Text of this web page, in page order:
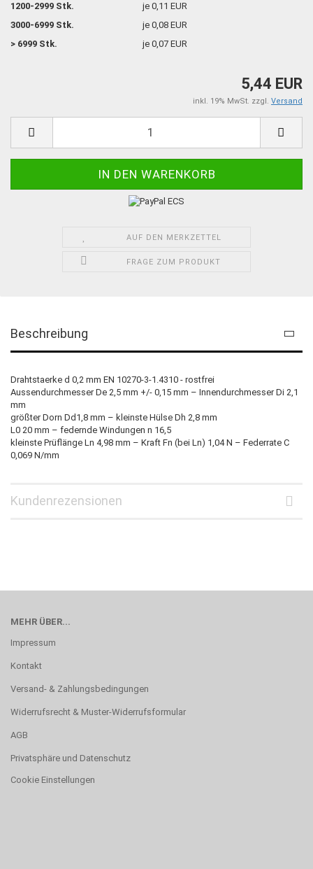
1200-2999 Stk.
je 0,11 EUR
3000-6999 Stk.
je 0,08 EUR
> 6999 Stk.
je 0,07 EUR
5,44 EUR
inkl. 19% MwSt. zzgl. Versand
AUF DEN MERKZETTEL
FRAGE ZUM PRODUKT
Beschreibung
Drahtstaerke d 0,2 mm EN 10270-3-1.4310 - rostfrei
Aussendurchmesser De 2,5 mm +/- 0,15 mm – Innendurchmesser Di 2,1
mm
größter Dorn Dd1,8 mm – kleinste Hülse Dh 2,8 mm
L0 20 mm – federnde Windungen n 16,5
kleinste Prüflänge Ln 4,98 mm – Kraft Fn (bei Ln) 1,04 N – Federrate C
0,069 N/mm
Kundenrezensionen
MEHR ÜBER...
Impressum
Kontakt
Versand- & Zahlungsbedingungen
Widerrufsrecht & Muster-Widerrufsformular
AGB
Privatsphäre und Datenschutz
Cookie Einstellungen